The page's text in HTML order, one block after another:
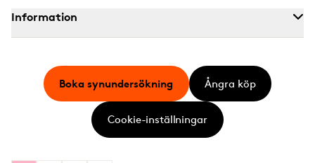
Information
Boka synundersökning Ångra köp
Cookie-inställningar